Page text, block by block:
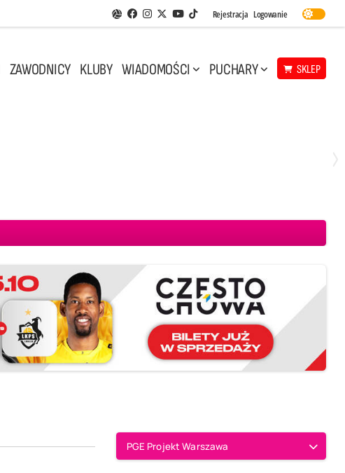
Aplikacja Siatkarskie Ligi
Facebook
Instagram
Twitter
Youtube
TikTok
Rejestracja Logowanie
ZAWODNICY KLUBY WIADOMOŚCI PUCHARY SKLEP
PGE Projekt Warszawa